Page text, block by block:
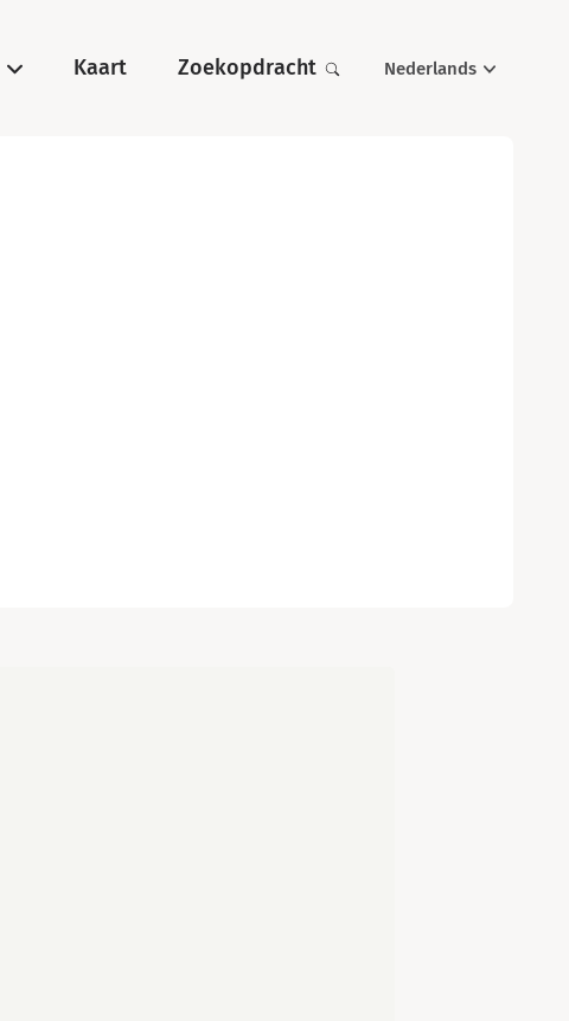
Kaart Zoekopdracht Nederlands